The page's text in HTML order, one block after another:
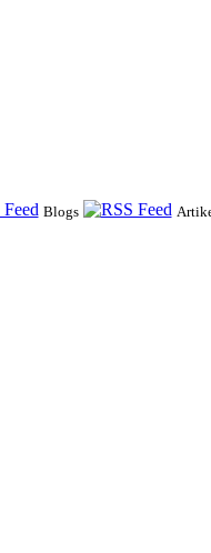
Blogs